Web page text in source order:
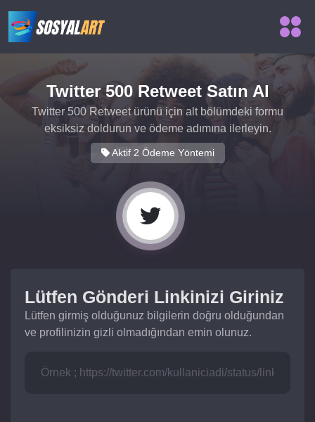
Twitter 500 Retweet Satın Al
Twitter 500 Retweet ürünü için alt bölümdeki formu
eksiksiz doldurun ve ödeme adımına ilerleyin.
Aktif 2 Ödeme Yöntemi
Lütfen Gönderi Linkinizi Giriniz
Lütfen girmiş olduğunuz bilgilerin doğru olduğundan
ve profilinizin gizli olmadığından emin olunuz.